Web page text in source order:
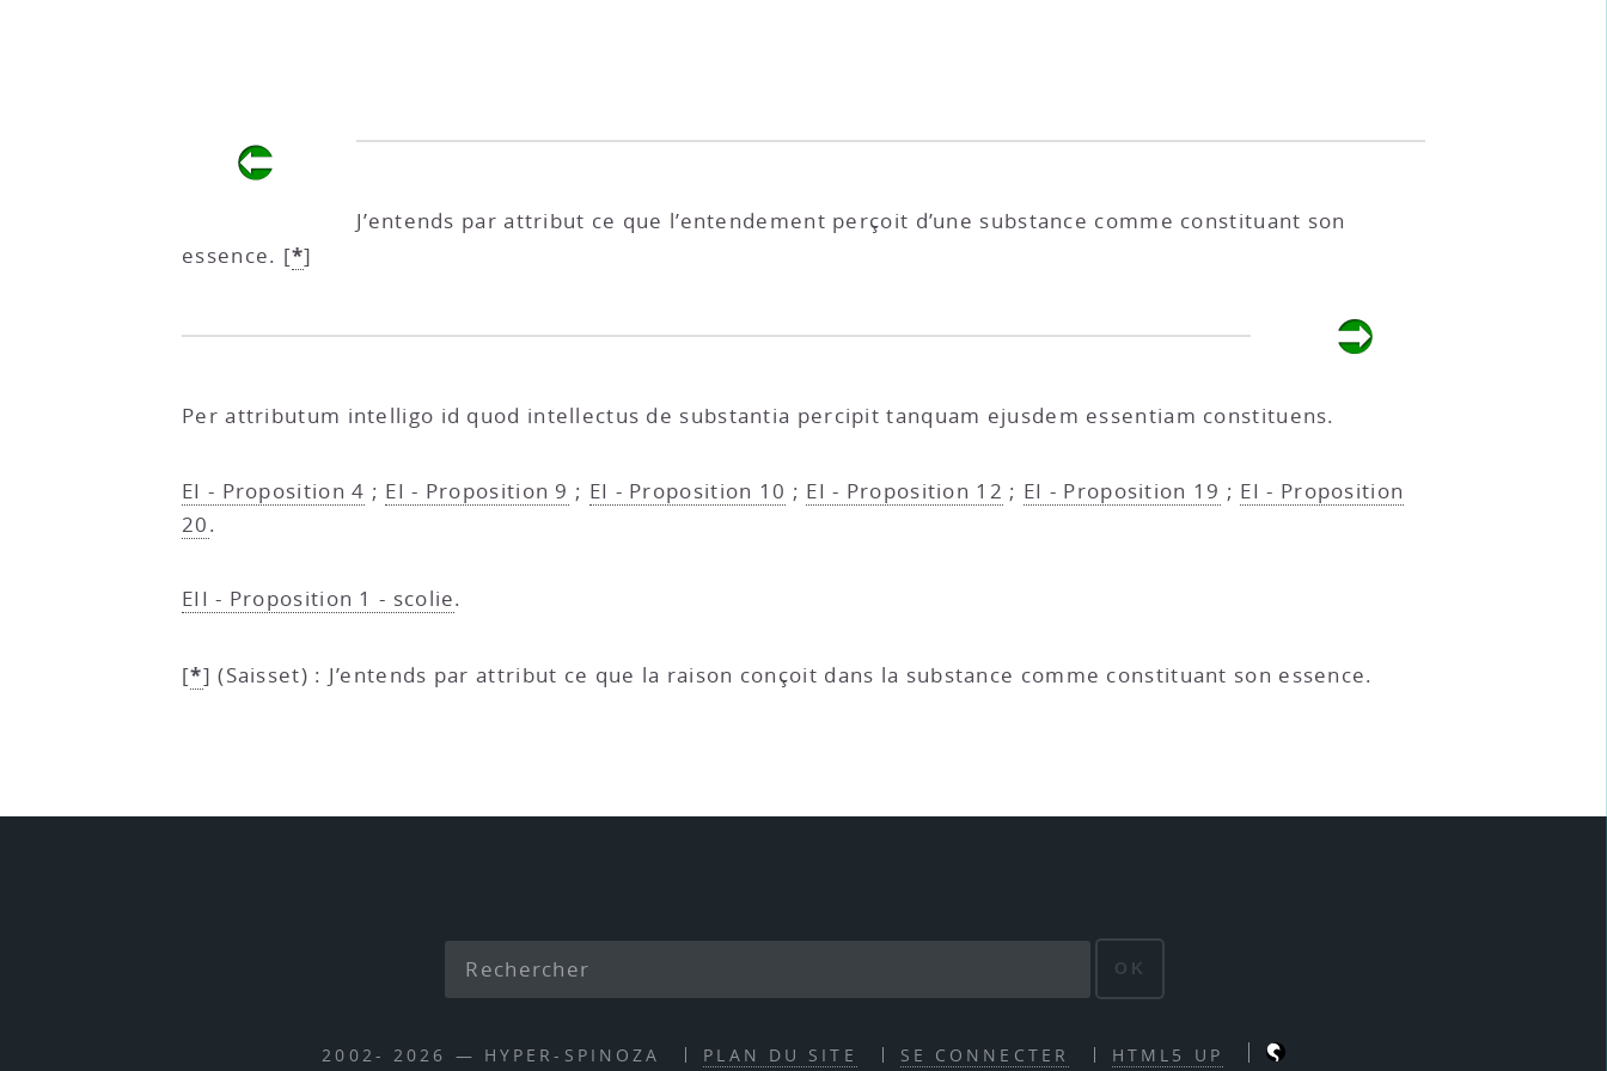
J’entends par attribut ce que l’entendement perçoit d’une substance comme constituant son
essence. [*]
Per attributum intelligo id quod intellectus de substantia percipit tanquam ejusdem essentiam constituens.
EI - Proposition 4 ; EI - Proposition 9 ; EI - Proposition 10 ; EI - Proposition 12 ; EI - Proposition 19 ; EI - Proposition
20.
EII - Proposition 1 - scolie.
[*](Saisset) : J’entends par attribut ce que la raison conçoit dans la substance comme constituant son essence.
OK
2002- 2026 — HYPER-SPINOZA PLAN DU SITE SE CONNECTER HTML5 UP